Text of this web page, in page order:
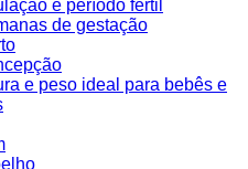
e período fértil
de gestação
e peso ideal para bebês e